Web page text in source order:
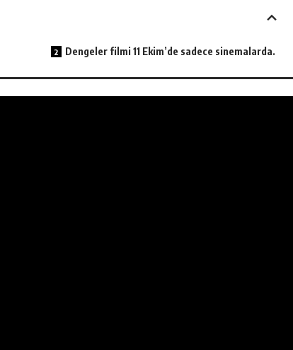
Dengeler filmi 11 Ekim’de sadece sinemalarda.